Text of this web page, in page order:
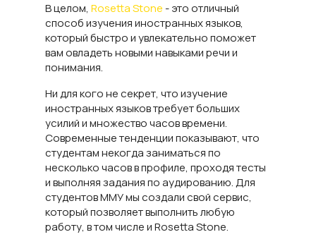
В целом, Rosetta Stone - это отличный
способ изучения иностранных языков,
который быстро и увлекательно поможет
вам овладеть новыми навыками речи и
понимания.
Ни для кого не секрет, что изучение
иностранных языков требует больших
усилий и множество часов времени.
Современные тенденции показывают, что
студентам некогда заниматься по
несколько часов в профиле, проходя тесты
и выполняя задания по аудированию. Для
студентов ММУ мы создали свой сервис,
который позволяет выполнить любую
работу, в том числе и Rosetta Stone.